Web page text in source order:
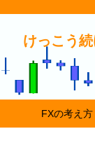
けっこう
FXの考え方